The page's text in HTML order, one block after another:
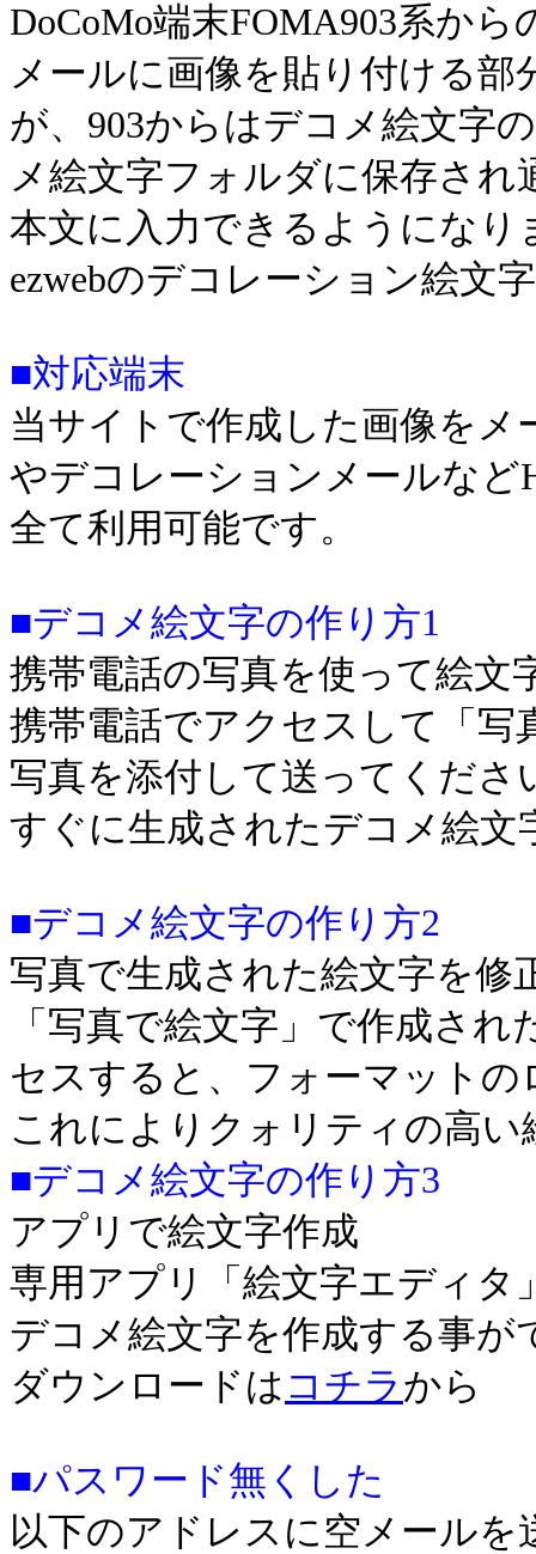
DoCoMo端末FOMA903系から
メールに画像を貼り付ける
が、903からはデコメ絵文字
メ絵文字フォルダに保存さ
本文に入力できるようになり
ezwebのデコレーション絵文
■対応端末
当サイトで作成した画像を
やデコレーションメールな
全て利用可能です。
■デコメ絵文字の作り方1
携帯電話の写真を使って絵文
携帯電話でアクセスして「写
写真を添付して送ってくださ
すぐに生成されたデコメ絵
■デコメ絵文字の作り方2
写真で生成された絵文字を修
「写真で絵文字」で作成さ
セスすると、フォーマットの
これによりクォリティの高
■デコメ絵文字の作り方3
アプリで絵文字作成
専用アプリ「絵文字エディタ
デコメ絵文字を作成する事が
ダウンロードは コチラ から
■パスワード無くした
以下のアドレスに空メール